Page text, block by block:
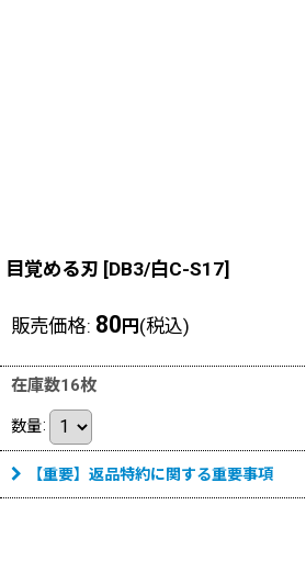
目覚める刃 [DB3/白C-S17]
販売価格: 80 円 (税込)
在庫数16枚
数量:
【重要】返品特約に関する重要事項